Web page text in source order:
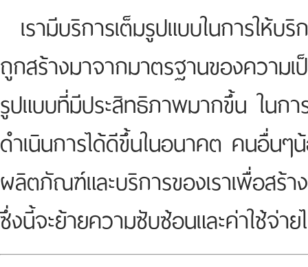
เรามีบริการเต็มรูปแบบในการให้
ถูกสร้างมาจากมาตรฐานของความ
รูปแบบที่มีประสิทธิภาพมากขึ้น ในก
ดำเนินการได้ดีขึ้นในอนาคต คนอื่น
ผลิตภัณฑ์และบริการของเราเพื่อสร้
ซึ่งนี้จะย้ายความซับซ้อนและค่าใช้จ่า